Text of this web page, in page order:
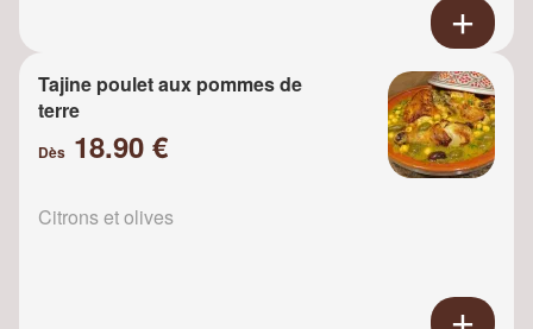
Tajine poulet aux pommes de
terre
Dès 18.90 €
Citrons et olives